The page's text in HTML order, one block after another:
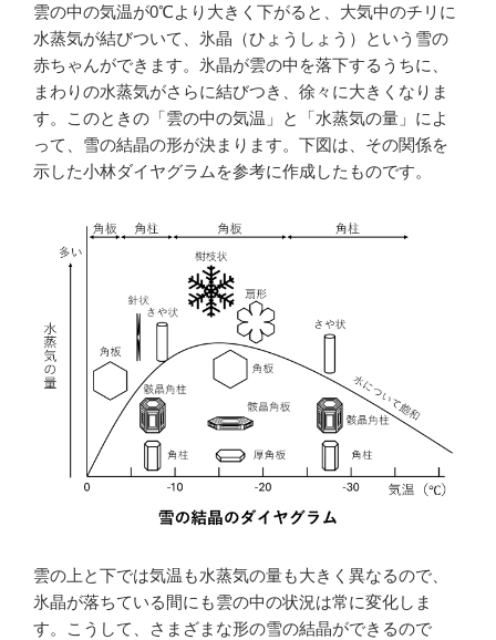
雲の中の気温が0℃より大きく下がると、大気中のチリに
水蒸気が結びついて、氷晶（ひょうしょう）という雪の
赤ちゃんができます。氷晶が雲の中を落下するうちに、
まわりの水蒸気がさらに結びつき、徐々に大きくなりま
す。このときの「雲の中の気温」と「水蒸気の量」によ
って、雪の結晶の形が決まります。下図は、その関係を
示した小林ダイヤグラムを参考に作成したものです。
雲の上と下では気温も水蒸気の量も大きく異なるので、
氷晶が落ちている間にも雲の中の状況は常に変化しま
す。こうして、さまざまな形の雪の結晶ができるので